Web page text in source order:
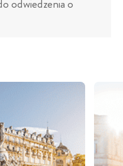
odwiedzenia o